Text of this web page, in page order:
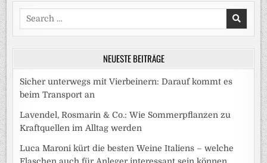
Search
for:
NEUESTE BEITRÄGE
Sicher unterwegs mit Vierbeinern: Darauf kommt es
beim Transport an
Lavendel, Rosmarin & Co.: Wie Sommerpflanzen zu
Kraftquellen im Alltag werden
Luca Maroni kürt die besten Weine Italiens – welche
Flaschen auch für Anleger interessant sein können